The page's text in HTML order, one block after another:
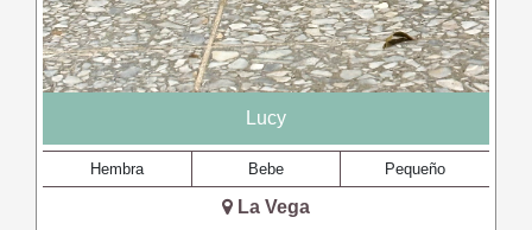
Lucy
Hembra Bebe Pequeño
La Vega